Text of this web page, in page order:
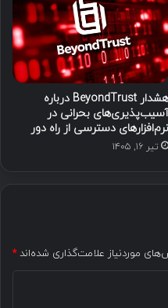
هشدار BeyondTrust درباره
آسیب‌پذیری‌های بحرانی در
نرم‌افزارهای دسترسی از راه دور
تیر ۱۶, ۱۴۰۵
موردنیاز علامت‌گذاری شده‌اند*